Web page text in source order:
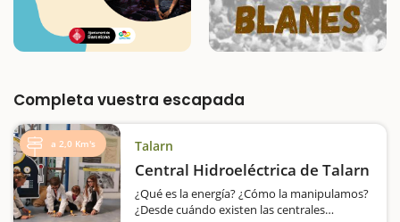
Completa vuestra escapada
a 2,0 Km's Talarn
Central Hidroeléctrica de Talarn
¿Qué es la energía? ¿Cómo la manipulamos?
¿Desde cuándo existen las centrales